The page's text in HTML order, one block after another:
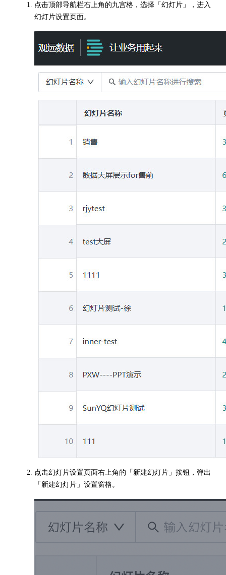
点击顶部导航栏右上角的九宫格，选择「幻灯片」，进入
幻灯片设置页面。
点击幻灯片设置页面右上角的「新建幻灯片」按钮，弹出
「新建幻灯片」设置窗格。